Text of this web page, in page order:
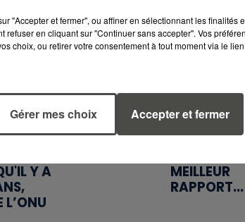
Y A
L’ONU
5 août 2026
LES
MEILLEUR
RAPPORT...
"Accepter et fermer", ou affiner en sélectionnant les finalités
refuser en cliquant sur "Continuer sans accepter". Vos
choix, ou retirer votre consentement à tout moment via le
Gérer mes choix Accepter et fermer